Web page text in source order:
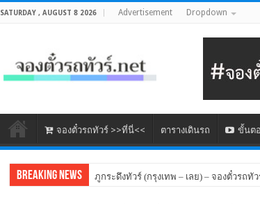
SATURDAY , AUGUST 8 2026 Advertisement Dropdown
จองตั๋วรถทัวร์ >>ที่นี่<< ตารางเดินรถ ขั้นต
Breaking News ภูกระดึงทัวร์ (กรุงเทพ – เลย) – จองตั๋วรถทั